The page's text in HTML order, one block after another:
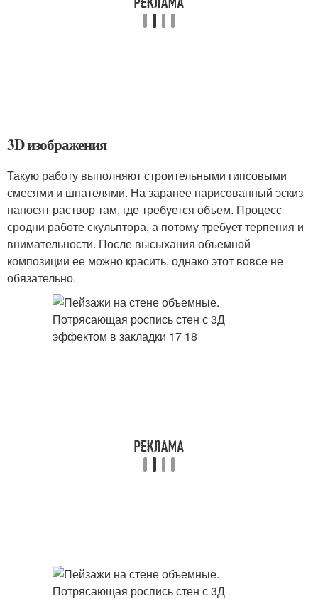
3D изображения
Такую работу выполняют строительными гипсовыми
смесями и шпателями. На заранее нарисованный эскиз
наносят раствор там, где требуется объем. Процесс
сродни работе скульптора, а потому требует терпения и
внимательности. После высыхания объемной
композиции ее можно красить, однако этот вовсе не
обязательно.